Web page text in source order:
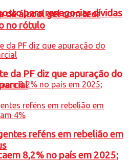
para renegociar dívidas
8,2% no país em 2025;
de álcool gel com teor
no rótulo
da PF diz que apuração do
reféns em rebelião em